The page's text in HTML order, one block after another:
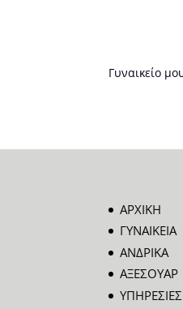
Γυναικείο
ΑΡΧΙΚΗ
ΓΥΝΑΙΚΕΙΑ
ΑΝΔΡΙΚΑ
ΑΞΕΣΟΥΑΡ
ΥΠΗΡΕΣΙΕΣ